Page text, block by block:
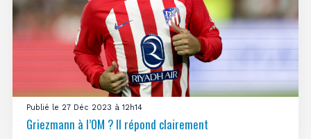
Publié le 27 Déc 2023 à 12h14
Griezmann à l’OM ? Il répond clairement